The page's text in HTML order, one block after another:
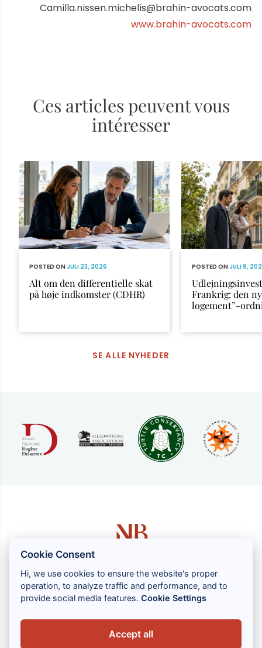
Camilla.nissen.michelis@brahin-avocats.com
www.brahin-avocats.com
Ces articles peuvent vous
intéresser
POSTED ONJULI 23, 2026
Alt om den differentielle skat
på høje indkomster (CDHR)
POSTED ONJULI 9,
Frankrig: den
logement”-
SE ALLE NYHEDER
1 rue Louis GASSIN - 06300 NICE
Vores tjenester
Cookie Consent
Hi, we use cookies to ensure the website's proper
operation, to analyze traffic and performance, and to
provide social media features.Cookie Settings
Accept all